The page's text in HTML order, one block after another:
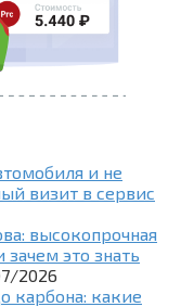
и не
визит в сервис
высокопрочная
это знать
2026
карбона: какие